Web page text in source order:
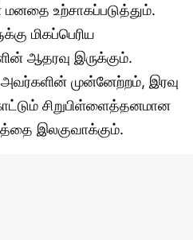
மனதை உற்சாகப்படுத்தும்.
மிகப்பெரிய
ஆதரவு இருக்கும்.
முன்னேற்றம், இரவு
சிறுபிள்ளைத்தனமான
இலகுவாக்கும்.